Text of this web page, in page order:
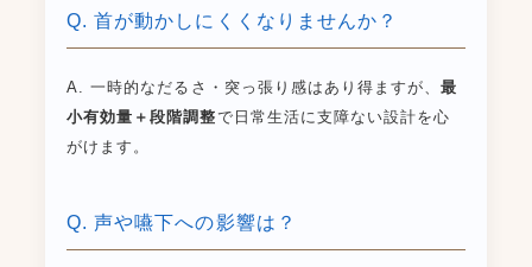
Q. 首が動かしにくくなりませんか？
A. 一時的なだるさ・突っ張り感はあり得ますが、最
小有効量＋段階調整で日常生活に支障ない設計を心
がけます。
Q. 声や嚥下への影響は？